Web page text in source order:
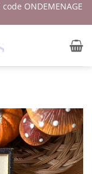
code ONDEMENAGE